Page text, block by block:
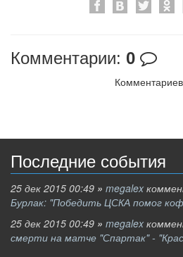
Комментарии: 0
Последние события
25 дек 2015 00:49 » megalex
Бурлак: "Победить ЦСКА помог
25 дек 2015 00:49 » megalex
смерти на матче "Спартак" -